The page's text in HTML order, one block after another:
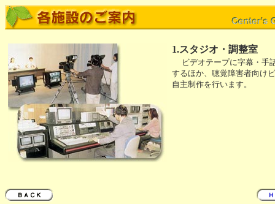
1.スタジオ・調整室
ビデオテープに字幕・手
するほか、聴覚障害者向け
自主制作を行います。